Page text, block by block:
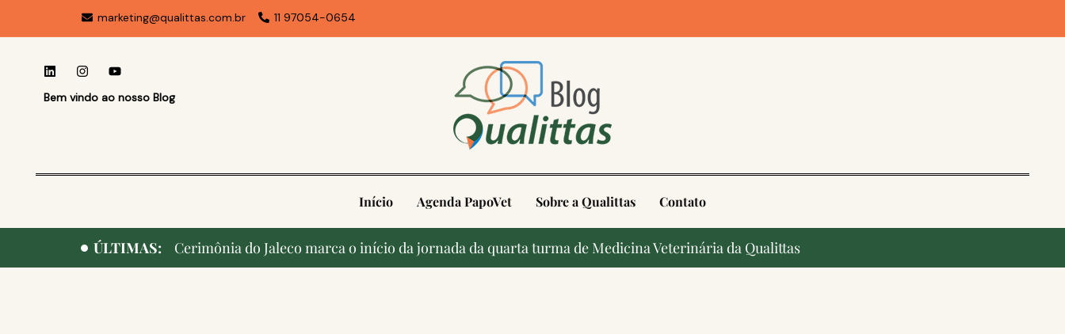
marketing@qualittas.com.br 11 97054-0654
Bem vindo ao nosso Blog
Início Agenda PapoVet Sobre a Qualittas Contato
ÚLTIMAS: Cerimônia do Jaleco marca o início da jornada da quarta turma de Medicina Veterinária da Qualittas